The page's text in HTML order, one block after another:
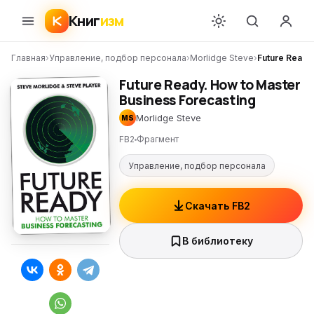
Книгизм
Главная›Управление, подбор персонала›Morlidge Steve›Future
Future Ready. How to Master
Business Forecasting
MS Morlidge Steve
FB2 Фрагмент
Управление, подбор персонала
Скачать FB2
В библиотеку